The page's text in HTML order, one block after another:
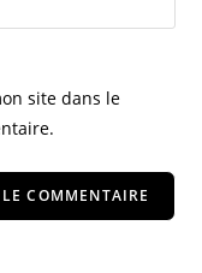
site dans le